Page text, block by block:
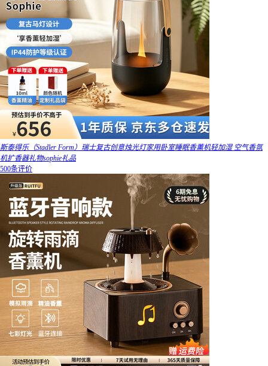
斯泰得乐（Stadler Form）瑞士复古创意烛光灯家用卧室睡眠香薰机轻加湿 空气香氛
机扩香器礼物sophie礼品
500条评价